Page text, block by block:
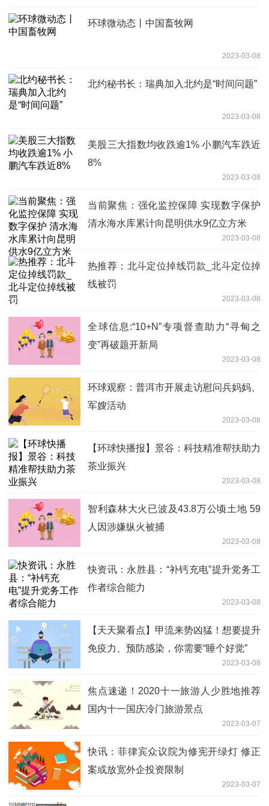
环球微动态丨中国畜牧网
2023-03-08
北约秘书长：瑞典加入北约是“时间问题”
2023-03-08
美股三大指数均收跌逾1% 小鹏汽车跌近
8%
2023-03-08
当前聚焦：强化监控保障 实现数字保护
清水海水库累计向昆明供水9亿立方米
2023-03-08
热推荐：北斗定位掉线罚款_北斗定位掉
线被罚
2023-03-08
全球信息:“10+N”专项督查助力“寻甸之
变”再破题开新局
2023-03-08
环球观察：普洱市开展走访慰问兵妈妈、
军嫂活动
2023-03-08
【环球快播报】景谷：科技精准帮扶助力
茶业振兴
2023-03-08
智利森林大火已波及43.8万公顷土地 59
人因涉嫌纵火被捕
2023-03-08
快资讯：永胜县：“补钙充电”提升党务工
作者综合能力
2023-03-08
【天天聚看点】甲流来势凶猛！想要提升
免疫力、预防感染，你需要“睡个好觉”
2023-03-08
焦点速递！2020十一旅游人少胜地推荐
国内十一国庆冷门旅游景点
2023-03-07
快讯：菲律宾众议院为修宪开绿灯 修正
案或放宽外企投资限制
2023-03-07